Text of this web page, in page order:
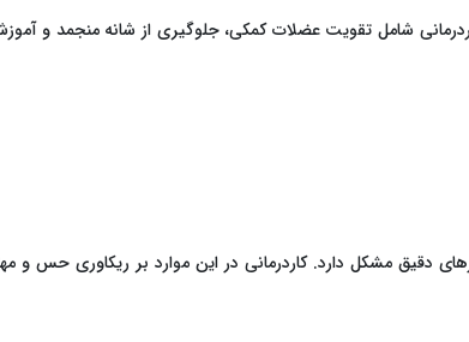
کاردرمانی شامل تقویت عضلات کمکی، جلوگیری از شانه منجمد و
دقیق مشکل دارد. کاردرمانی در این موارد بر ریکاوری حس و